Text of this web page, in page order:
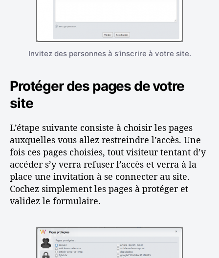
Invitez des personnes à s’inscrire à votre site.
Protéger des pages de votre
site
L’étape suivante consiste à choisir les pages
auxquelles vous allez restreindre l’accès. Une
fois ces pages choisies, tout visiteur tentant d’y
accéder s’y verra refuser l’accès et verra à la
place une invitation à se connecter au site.
Cochez simplement les pages à protéger et
validez le formulaire.